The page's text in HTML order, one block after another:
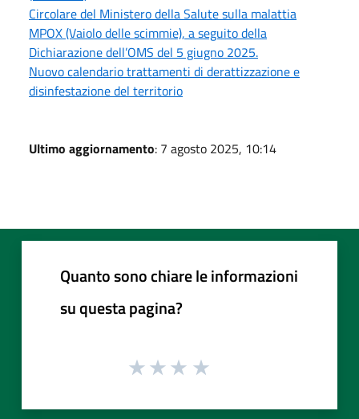
Circolare del Ministero della Salute sulla malattia
MPOX (Vaiolo delle scimmie), a seguito della
Dichiarazione dell’OMS del 5 giugno 2025.
Nuovo calendario trattamenti di derattizzazione e
disinfestazione del territorio
Ultimo aggiornamento: 7 agosto 2025, 10:14
Quanto sono chiare le informazioni
su questa pagina?